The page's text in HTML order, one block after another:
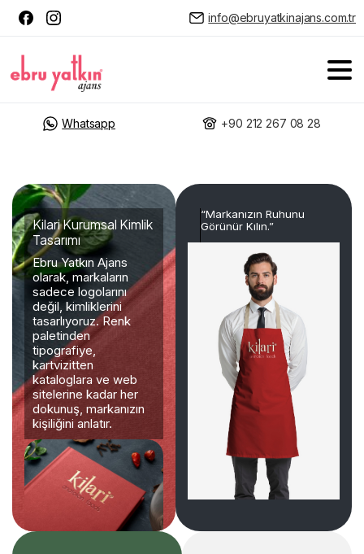
info@ebruyatkinajans.com.tr
Whatsapp +90 212 267 08 28
Kilari Kurumsal Kimlik
Tasarımı
Ebru Yatkın Ajans
olarak, markaların
sadece logolarını
değil, kimliklerini
tasarlıyoruz. Renk
paletinden
tipografiye,
kartvizitten
kataloglara ve web
sitelerine kadar her
dokunuş, markanızın
kişiliğini anlatır.
“Markanızın Ruhunu
Görünür Kılın.”